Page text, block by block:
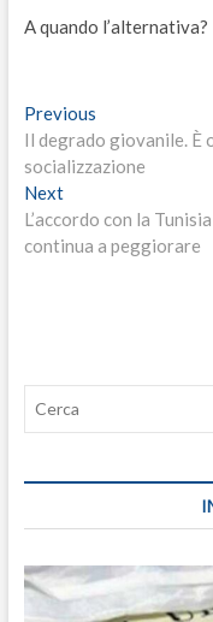
A quando l’alternativa?
Navigazione
articoli
PreviousPrevious
post:
Il degrado giovanile. È
socializzazione
NextNext
post:
L’accordo con la
continua a peggiorare